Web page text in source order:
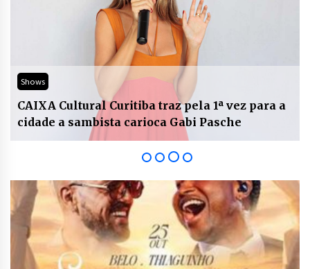
a
Festival Jazz A Gosto chega à 12ª edição, na
Ilha do Mel